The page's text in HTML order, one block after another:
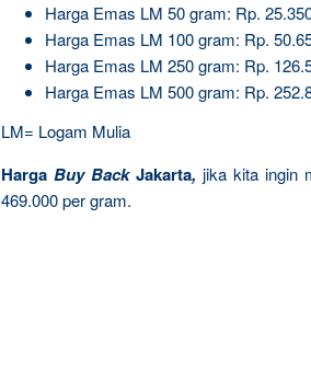
Harga Emas LM 50 gram: Rp.
Harga Emas LM 100 gram: Rp.
Harga Emas LM 250 gram: Rp.
Harga Emas LM 500 gram: Rp.
LM= Logam Mulia
Harga Buy Back Jakarta, jika kita ingin
469.000 per gram.